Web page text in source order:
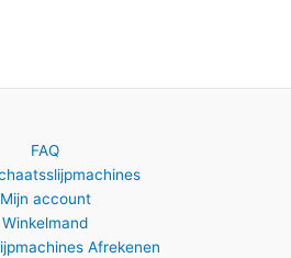
FAQ
Mijn account
Winkelmand
Afrekenen